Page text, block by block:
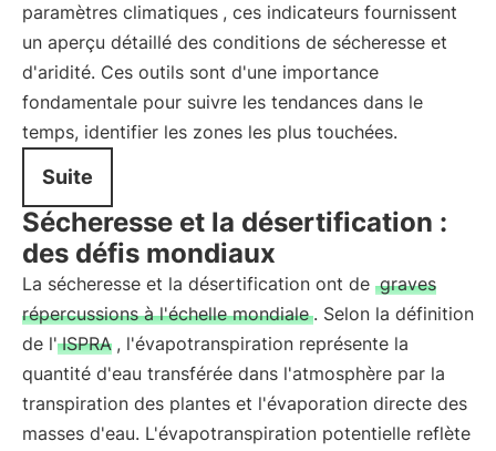
paramètres climatiques , ces indicateurs fournissent
un aperçu détaillé des conditions de sécheresse et
d'aridité. Ces outils sont d'une importance
fondamentale pour suivre les tendances dans le
temps, identifier les zones les plus touchées.
Suite
Sécheresse et la désertification :
des défis mondiaux
La sécheresse et la désertification ont de graves
répercussions à l'échelle mondiale . Selon la définition
de l' ISPRA , l'évapotranspiration représente la
quantité d'eau transférée dans l'atmosphère par la
transpiration des plantes et l'évaporation directe des
masses d'eau. L'évapotranspiration potentielle reflète